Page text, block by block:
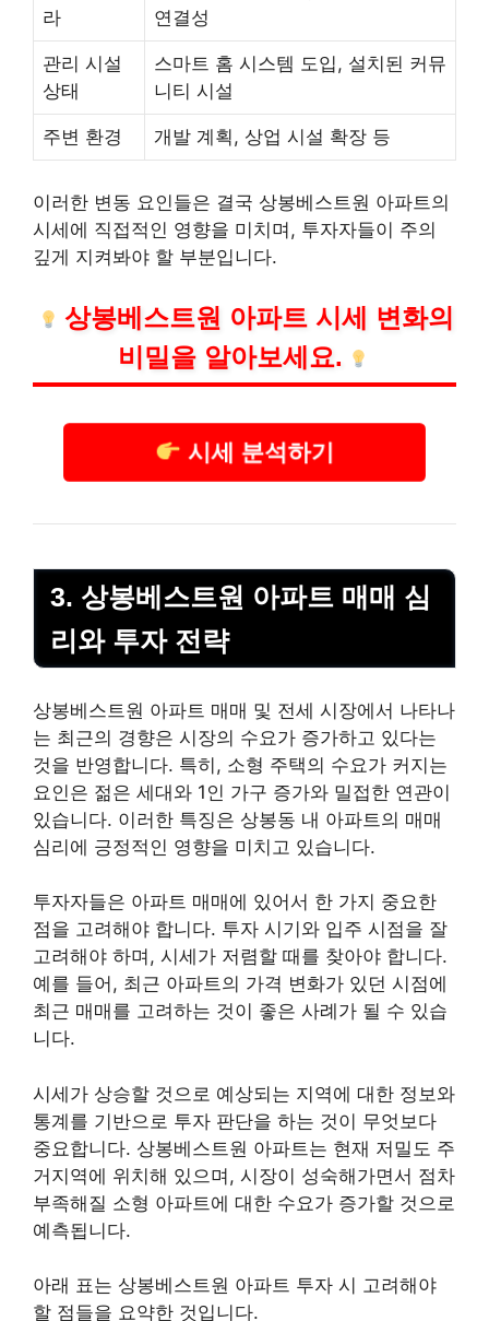
라
연결성
관리 시설
상태
스마트 홈 시스템 도입, 설치된 커뮤
니티 시설
주변 환경 개발 계획, 상업 시설 확장 등
이러한 변동 요인들은 결국 상봉베스트원 아파트의
시세에 직접적인 영향을 미치며, 투자자들이 주의
깊게 지켜봐야 할 부분입니다.
상봉베스트원 아파트 시세 변화의
비밀을 알아보세요.
시세 분석하기
3. 상봉베스트원 아파트 매매 심
리와 투자 전략
상봉베스트원 아파트 매매 및 전세 시장에서 나타나
는 최근의 경향은 시장의 수요가 증가하고 있다는
것을 반영합니다. 특히, 소형 주택의 수요가 커지는
요인은 젊은 세대와 1인 가구 증가와 밀접한 연관이
있습니다. 이러한 특징은 상봉동 내 아파트의 매매
심리에 긍정적인 영향을 미치고 있습니다.
투자자들은 아파트 매매에 있어서 한 가지 중요한
점을 고려해야 합니다. 투자 시기와 입주 시점을 잘
고려해야 하며, 시세가 저렴할 때를 찾아야 합니다.
예를 들어, 최근 아파트의 가격 변화가 있던 시점에
최근 매매를 고려하는 것이 좋은 사례가 될 수 있습
니다.
시세가 상승할 것으로 예상되는 지역에 대한 정보와
통계를 기반으로 투자 판단을 하는 것이 무엇보다
중요합니다. 상봉베스트원 아파트는 현재 저밀도 주
거지역에 위치해 있으며, 시장이 성숙해가면서 점차
부족해질 소형 아파트에 대한 수요가 증가할 것으로
예측됩니다.
아래 표는 상봉베스트원 아파트 투자 시 고려해야
할 점들을 요약한 것입니다.